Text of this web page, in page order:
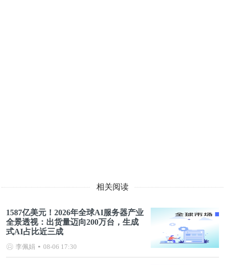
相关阅读
1587亿美元！2026年全球AI服务器产业
全景透视：出货量迈向200万台，生成
式AI占比近三成
李佩娟 08-06 17:30